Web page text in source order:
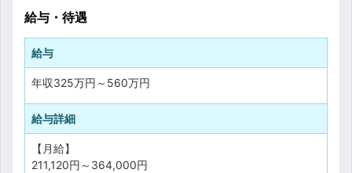
給与・待遇
給与
年収325万円 ～ 560万円
給与詳細
【月給】
211,120円～364,000円